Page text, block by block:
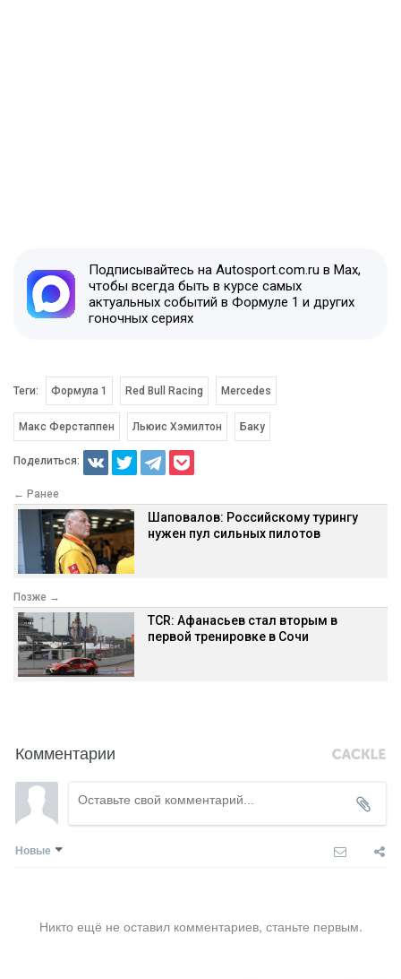
Подписывайтесь на Autosport.com.ru в Max,
чтобы всегда быть в курсе самых
актуальных событий в Формуле 1 и других
гоночных сериях
Теги: Формула 1 Red Bull Racing Mercedes
Макс Ферстаппен Льюис Хэмилтон Баку
Поделиться:
← Ранее
Шаповалов: Российскому турингу
нужен пул сильных пилотов
Позже →
TCR: Афанасьев стал вторым в
первой тренировке в Сочи
Комментарии
Новые
Никто ещё не оставил комментариев, станьте первым.